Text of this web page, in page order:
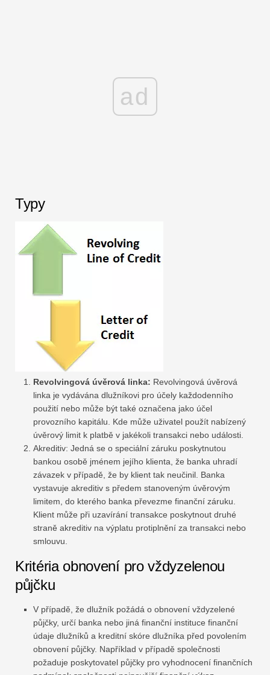
ad
Typy
Revolvingová úvěrová linka: Revolvingová úvěrová
linka je vydávána dlužníkovi pro účely každodenního
použití nebo může být také označena jako účel
provozního kapitálu. Kde může uživatel použít nabízený
úvěrový limit k platbě v jakékoli transakci nebo události.
Akreditiv: Jedná se o speciální záruku poskytnutou
bankou osobě jménem jejího klienta, že banka uhradí
závazek v případě, že by klient tak neučinil. Banka
vystavuje akreditiv s předem stanoveným úvěrovým
limitem, do kterého banka převezme finanční záruku.
Klient může při uzavírání transakce poskytnout druhé
straně akreditiv na výplatu protiplnění za transakci nebo
smlouvu.
Kritéria obnovení pro vždyzelenou
půjčku
V případě, že dlužník požádá o obnovení vždyzelené
půjčky, určí banka nebo jiná finanční instituce finanční
údaje dlužníků a kreditní skóre dlužníka před povolením
obnovení půjčky. Například v případě společnosti
požaduje poskytovatel půjčky pro vyhodnocení finančních